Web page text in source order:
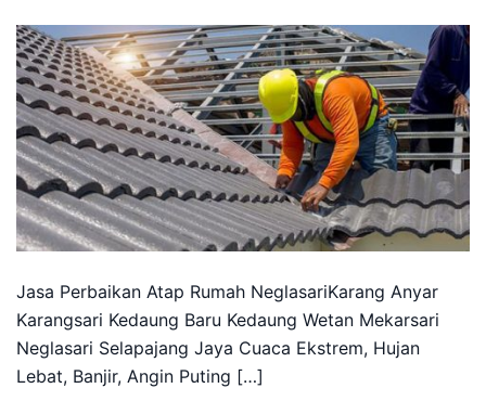
Jasa Perbaikan Atap Rumah NeglasariKarang Anyar
Karangsari Kedaung Baru Kedaung Wetan Mekarsari
Neglasari Selapajang Jaya Cuaca Ekstrem, Hujan
Lebat, Banjir, Angin Puting […]